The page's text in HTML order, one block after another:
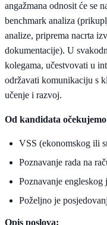
angažmana odnosit će se
benchmark analiza
analize, priprema nacrta
dokumentacije). U
kolegama, učestvovati u
održavati komunikaciju s
učenje i razvoj.
Od kandidata
VSS (ekonomskog ili
Poznavanje rada na
Poznavanje engleskog
Poželjno je
Opis poslova: